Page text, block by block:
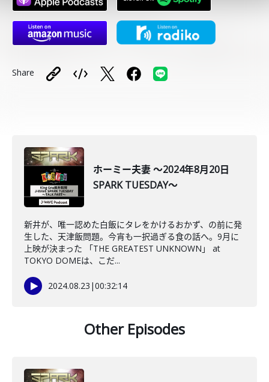
Share
ホーミー夫妻 ～2024年8月20日
SPARK TUESDAY～
新井が、唯一認めた白飯にタレをかけるおかず、の前に発
生した、天津飯問題。今宵も一択過ぎる食の話へ。9月に
上映が決まった 「THE GREATEST UNKNOWN」 at
TOKYO DOMEは、こだ...
2024.08.23 |00:32:14
Other Episodes